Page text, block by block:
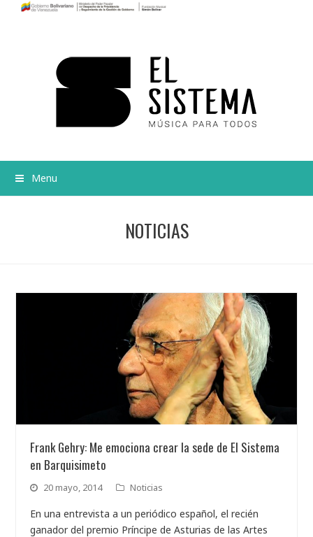
Menu
NOTICIAS
Frank Gehry: Me emociona crear la sede de El Sistema
en Barquisimeto
20 mayo, 2014 Noticias
En una entrevista a un periódico español, el recién
ganador del premio Príncipe de Asturias de las Artes